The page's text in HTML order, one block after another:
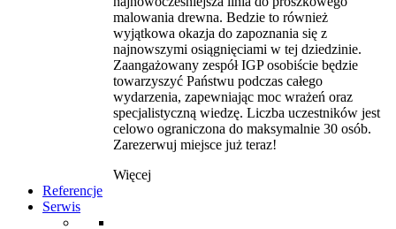
malowania drewna. Bedzie to również
wyjątkowa okazja do zapoznania się z
najnowszymi osiągnięciami w tej dziedzinie.
Zaangażowany zespół IGP osobiście będzie
towarzyszyć Państwu podczas całego
wydarzenia, zapewniając moc wrażeń oraz
specjalistyczną wiedzę. Liczba uczestników jest
celowo ograniczona do maksymalnie 30 osób.
Zarezerwuj miejsce już teraz!
Więcej
Referencje
Serwis